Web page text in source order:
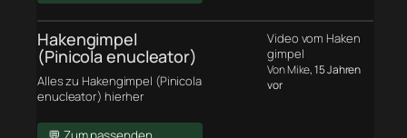
Hakengimpel
(Pinicola enucleator)
Alles zu Hakengimpel (Pinicola
enucleator) hierher
Video vom Haken
gimpel
Von Mike, 15 Jahren
vor